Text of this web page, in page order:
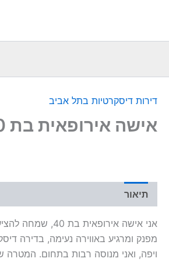
דירות דיסקרטיות בתל אביב
אישה אירופאית בת 40 בתל אביב
תיאור
אני אישה
מפנק ומרגיע באווירה נעימה, בדירה
ויפה, ואני מנוסה רבות בתחום.